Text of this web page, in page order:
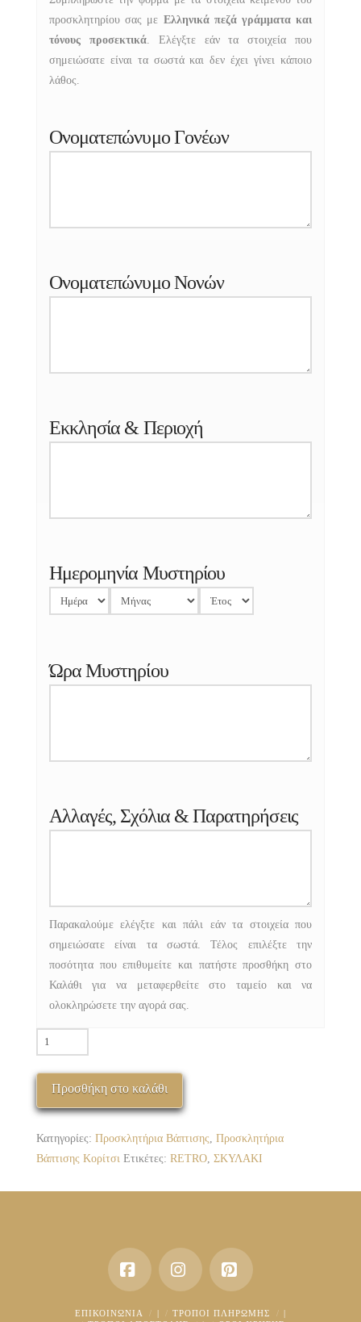
προσκλητηρίου σας με Ελληνικά πεζά γράμματα και
τόνους προσεκτικά. Ελέγξτε εάν τα στοιχεία που
σημειώσατε είναι τα σωστά και δεν έχει γίνει κάποιο
λάθος.
Ονοματεπώνυμο Γονέων
Ονοματεπώνυμο Νονών
Εκκλησία & Περιοχή
Ημερομηνία Μυστηρίου
Ώρα Μυστηρίου
Αλλαγές, Σχόλια & Παρατηρήσεις
Παρακαλούμε ελέγξτε και πάλι εάν τα στοιχεία που
σημειώσατε είναι τα σωστά. Τέλος επιλέξτε την
ποσότητα που επιθυμείτε και πατήστε προσθήκη στο
Καλάθι για να μεταφερθείτε στο ταμείο και να
ολοκληρώσετε την αγορά σας.
ΠΒΚ-1012-
19
RETRO
ΣΚΥΛΑΚΙ
ποσότητα
Προσθήκη στο καλάθι
Κατηγορίες: Προσκλητήρια Βάπτισης, Προσκλητήρια
Βάπτισης Κορίτσι Ετικέτες: RETRO, ΣΚΥΛΑΚΙ
FacebookInstagramPinterest
ΕΠΙΚΟΙΝΩΝΊΑ | ΤΡΌΠΟΙ ΠΛΗΡΩΜΉΣ
|